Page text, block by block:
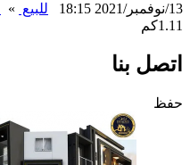
13/نوفمبر/2021 18:15 للبيع »
1.11كم
اتصل بنا
حفظ